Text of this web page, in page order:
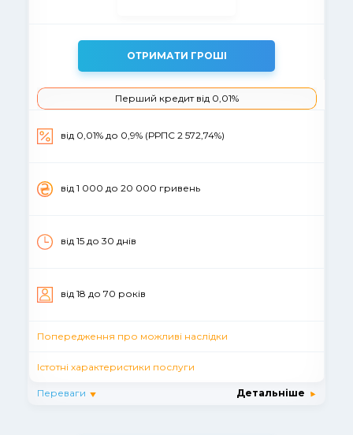
ОТРИМАТИ ГРОШІ
Перший кредит від 0,01%
вiд 0,01% до 0,9% (РРПС 2 572,74%)
вiд 1 000 до 20 000 гривень
від 15 до 30 днів
вiд 18 до 70 рокiв
Попередження про можливі наслідки
Істотні характеристики послуги
Переваги Детальніше